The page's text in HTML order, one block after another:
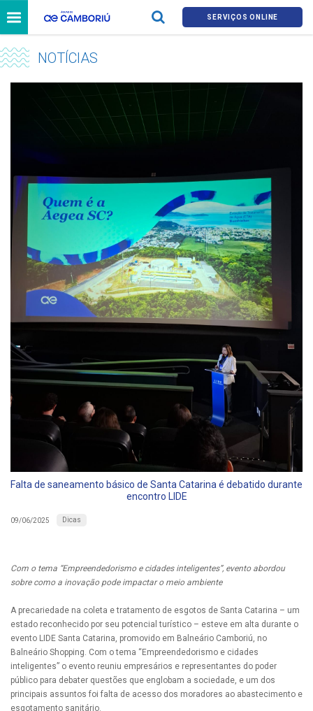
SERVIÇOS ONLINE
NOTÍCIAS
Falta de saneamento básico de Santa Catarina é debatido durante
encontro LIDE
09/06/2025 Dicas
Com o tema “Empreendedorismo e cidades inteligentes”, evento abordou
sobre como a inovação pode impactar o meio ambiente
A precariedade na coleta e tratamento de esgotos de Santa Catarina – um
estado reconhecido por seu potencial turístico – esteve em alta durante o
evento LIDE Santa Catarina, promovido em Balneário Camboriú, no
Balneário Shopping. Com o tema “Empreendedorismo e cidades
inteligentes” o evento reuniu empresários e representantes do poder
público para debater questões que englobam a sociedade, e um dos
principais assuntos foi falta de acesso dos moradores ao abastecimento e
esgotamento sanitário.